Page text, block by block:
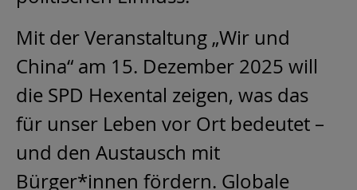
Mit der Veranstaltung „Wir und
China“ am 15. Dezember 2025 will
die SPD Hexental zeigen, was das
für unser Leben vor Ort bedeutet –
und den Austausch mit
Bürger*innen fördern. Globale